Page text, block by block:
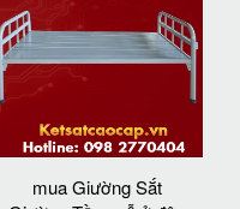
mua Giường Sắt